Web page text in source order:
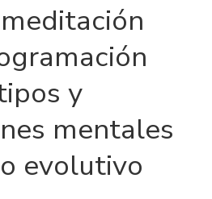
y
mentales
evolutivo